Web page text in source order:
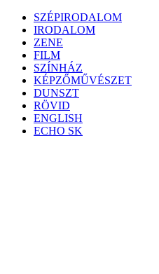
Skip
content
SZÉPIRODALOM
IRODALOM
ZENE
FILM
SZÍNHÁZ
KÉPZŐMŰVÉSZET
DUNSZT
RÖVID
ENGLISH
ECHO SK